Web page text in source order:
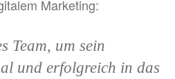
Marketing:
Team, um sein
und erfolgreich in das